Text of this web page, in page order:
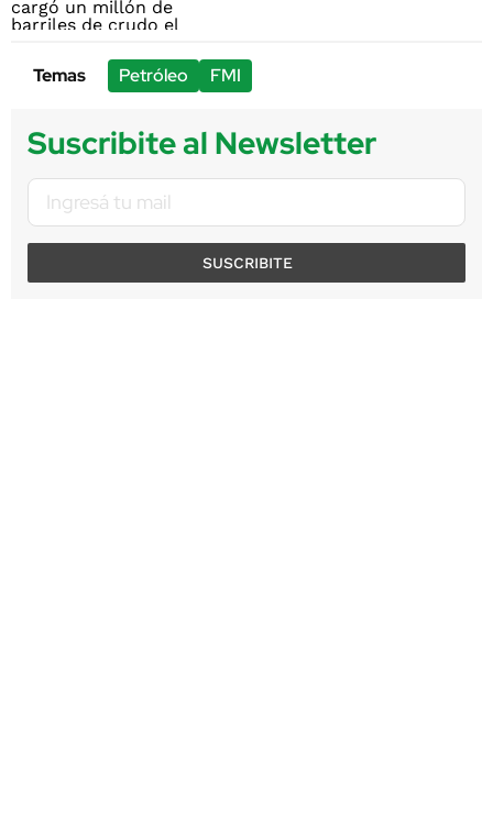
Temas Petróleo FMI
Suscribite al Newsletter
SUSCRIBITE